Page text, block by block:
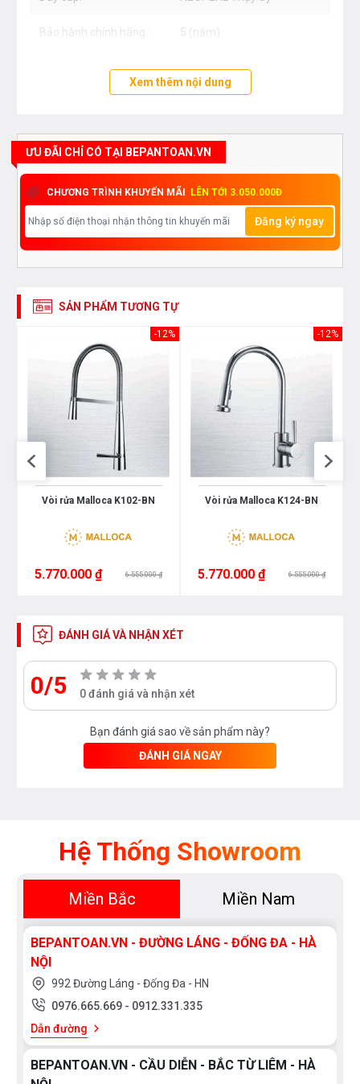
Bảo hành chính hãng : 5 (năm)
Xem thêm nội dung
ƯU ĐÃI CHỈ CÓ TẠI BEPANTOAN.VN
CHƯƠNG TRÌNH KHUYẾN MÃI LÊN TỚI 3.050.000Đ
Đăng ký ngay
SẢN PHẨM TƯƠNG TỰ
-12%
Vòi rửa Malloca K102-BN
5.770.000 ₫ 6.555.000 ₫
-12%
Vòi rửa Malloca K124-BN
5.770.000 ₫ 6.555.000 ₫
ĐÁNH GIÁ VÀ NHẬN XÉT
0/5 0 đánh giá và nhận xét
Bạn đánh giá sao về sản phẩm này?
ĐÁNH GIÁ NGAY
Hệ Thống Showroom
Miền Bắc Miền Nam
BEPANTOAN.VN - ĐƯỜNG LÁNG - ĐỐNG ĐA - HÀ
NỘI
992 Đường Láng - Đống Đa - HN
0976.665.669 - 0912.331.335
Dẫn đường
BEPANTOAN.VN - CẦU DIỄN - BẮC TỪ LIÊM - HÀ